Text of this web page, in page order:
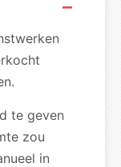
te geven
zou
in